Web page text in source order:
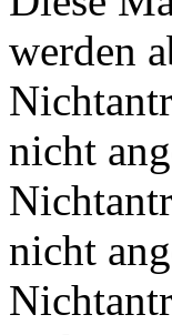
werden
nicht
nicht